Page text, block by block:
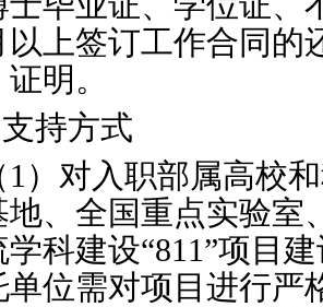
以上签订工作合同的
明。
持方式
1）对入职部属高校
地、全国重点实验室
学科建设“811”项目
单位需对项目进行严